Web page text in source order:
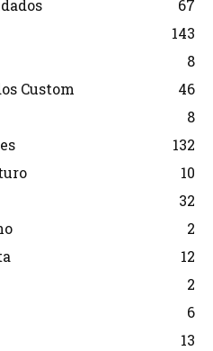
67
143
8
Custom
46
8
132
10
32
2
12
2
6
13